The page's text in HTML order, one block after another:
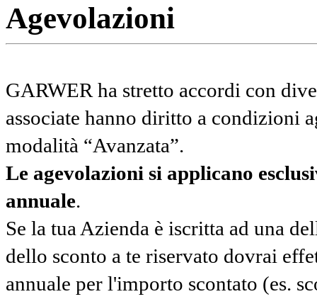
Agevolazioni
GARWER ha stretto accordi con
associate hanno diritto a condizioni
modalità “Avanzata”.
Le agevolazioni si applicano
annuale.
Se la tua Azienda è iscritta ad una
dello sconto a te riservato dovrai
annuale per l'importo scontato (es.